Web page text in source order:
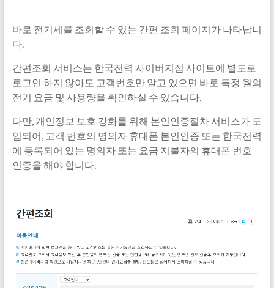
바로 전기세를 조회할 수 있는 간편 조회 페이지가 나타납니
다.
간편조회 서비스는 한국전력 사이버지점 사이트에 별도로
로그인 하지 않아도 고객번호만 알고 있으면 바로 특정 월의
전기 요금 및 사용량을 확인하실 수 있습니다.
다만, 개인정보 보호 강화를 위해 본인인증절차 서비스가 도
입되어, 고객 번호의 명의자 휴대폰 본인인증 또는 한국전력
에 등록되어 있는 명의자 또는 요금 지불자의 휴대폰 번호
인증을 해야 합니다.